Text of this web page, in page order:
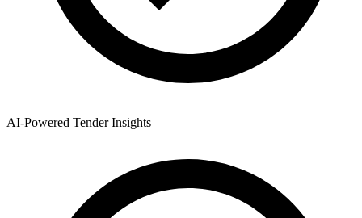
AI-Powered Tender Insights